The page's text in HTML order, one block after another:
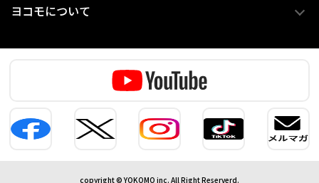
ヨコモについて
copyright © YOKOMO inc. All Right Reserverd.